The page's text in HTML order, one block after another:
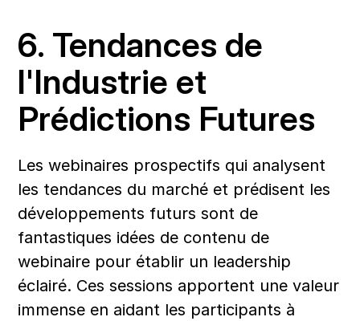
6. Tendances de
l'Industrie et
Prédictions Futures
Les webinaires prospectifs qui analysent
les tendances du marché et prédisent les
développements futurs sont de
fantastiques idées de contenu de
webinaire pour établir un leadership
éclairé. Ces sessions apportent une valeur
immense en aidant les participants à